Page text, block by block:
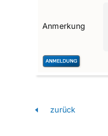
Anmerkung
zurück